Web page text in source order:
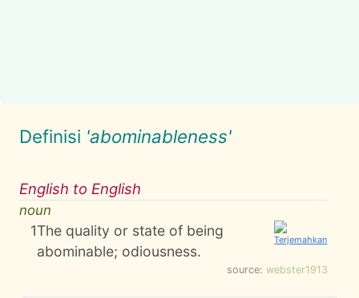
Definisi 'abominableness'
English to English
noun
1The quality or state of being
abominable; odiousness.
source: webster1913